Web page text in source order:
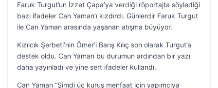
Faruk Turgut’un İzzet Çapa’ya verdiği röportajta söylediği
bazı ifadeler Can Yaman’ı kızdırdı. Günlerdir Faruk Turgut
ile Can Yaman arasında yaşanan atışma büyüyor.
Kızılcık Şerbeti’nin Ömer’i Barış Kılıç son olarak Turgut’a
destek oldu. Can Yaman bu durumun ardından bir yazı
daha yayınladı ve yine sert ifadeler kullandı.
Can Yaman “Şimdi üç kuruş menfaat için yapımcıya